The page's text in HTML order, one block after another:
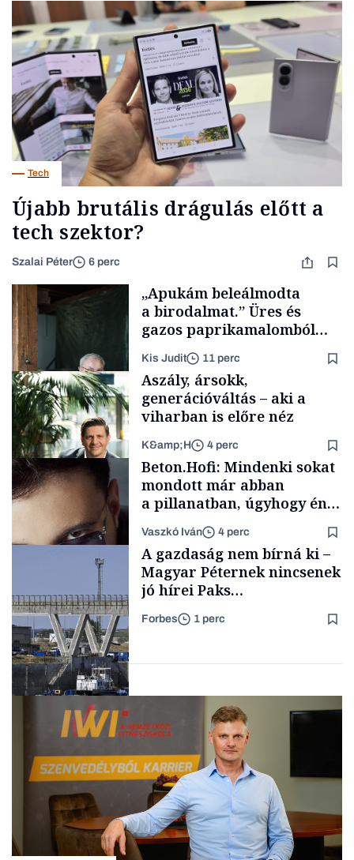
Tech
Újabb brutális drágulás előtt a
tech szektor?
Szalai Péter 6 perc
Családi
vállalkozások
„Apukám beleálmodta
a birodalmat.” Üres és
gazos paprikamalomból
lett az igazi családi
fűszersztori
Kis Judit 11 perc
TÁMOGATÓI
Aszály, ársokk,
generációváltás – aki a
viharban is előre néz
K&amp;H 4 perc
Forbes-sztori
Beton.Hofi: Mindenki sokat
mondott már abban
a pillanatban, úgyhogy én
a legsarkosabb
gondolataimat akartam
kimondani
Vaszkó Iván 4 perc
A gazdaság nem bírná ki –
Magyar Péternek nincsenek
jó hírei Paks
újraindításáról
Forbes 1 perc